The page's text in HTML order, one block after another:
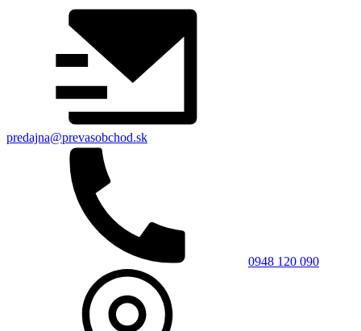
predajna@prevasobchod.sk
0948 120 090